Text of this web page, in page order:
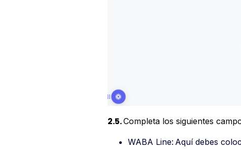
2.5.Completa los siguientes
WABA Line: Aquí debes